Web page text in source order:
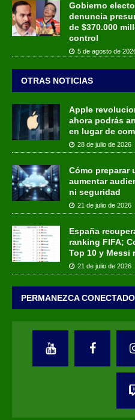
Gobierno
denuncia
de $370.000
control
5 de agosto de
OTRAS NOTICIAS
Apple
ahora podrás
en lugar de
28 de julio de 2026
Cómo preparar
aumentar
ni seguridad
21 de julio de 2026
España
ranking FIFA;
Top 10 y Messi
21 de julio de 2026
PERMANEZCA CONECTADO